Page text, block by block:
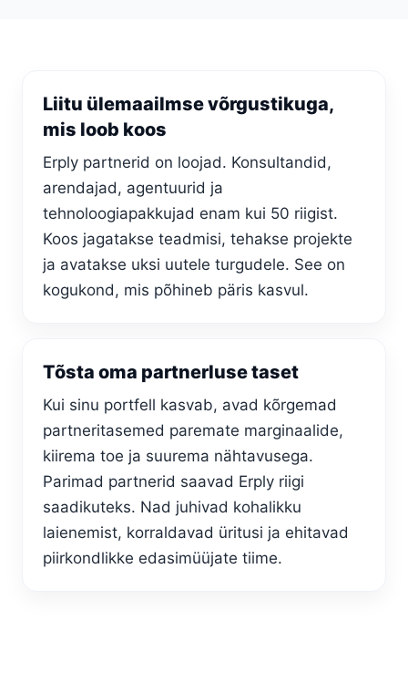
Liitu ülemaailmse võrgustikuga,
mis loob koos
Erply partnerid on loojad. Konsultandid,
arendajad, agentuurid ja
tehnoloogiapakkujad enam kui 50 riigist.
Koos jagatakse teadmisi, tehakse projekte
ja avatakse uksi uutele turgudele. See on
kogukond, mis põhineb päris kasvul.
Tõsta oma partnerluse taset
Kui sinu portfell kasvab, avad kõrgemad
partneritasemed paremate marginaalide,
kiirema toe ja suurema nähtavusega.
Parimad partnerid saavad Erply riigi
saadikuteks. Nad juhivad kohalikku
laienemist, korraldavad üritusi ja ehitavad
piirkondlikke edasimüüjate tiime.